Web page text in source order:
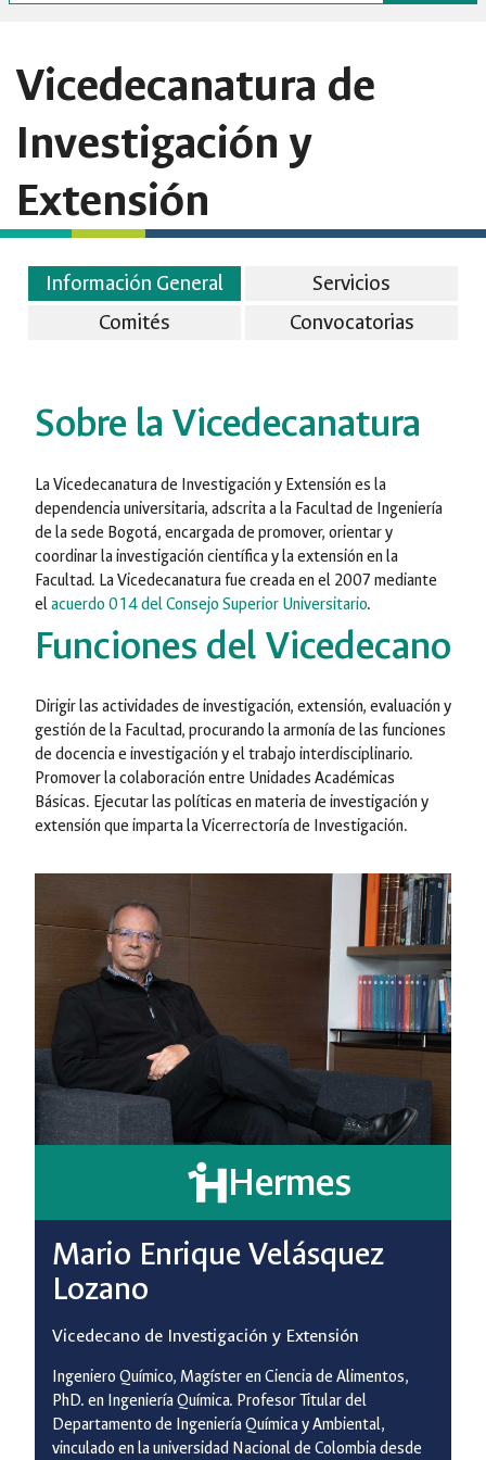
Vicedecanatura de
Investigación y
Extensión
Información General
Servicios
Comités
Convocatorias
Sobre la Vicedecanatura
La Vicedecanatura de Investigación y Extensión es la
dependencia universitaria, adscrita a la Facultad de Ingeniería
de la sede Bogotá, encargada de promover, orientar y
coordinar la investigación científica y la extensión en la
Facultad. La Vicedecanatura fue creada en el 2007 mediante
elacuerdo 014 del Consejo Superior Universitario.
Funciones del Vicedecano
Dirigir las actividades de investigación, extensión, evaluación y
gestión de la Facultad, procurando la armonía de las funciones
de docencia e investigación y el trabajo interdisciplinario.
Promover la colaboración entre Unidades Académicas
Básicas. Ejecutar las políticas en materia de investigación y
extensión que imparta la Vicerrectoría de Investigación.
Hermes
Mario Enrique Velásquez
Lozano
Vicedecano de Investigación y Extensión
Ingeniero Químico, Magísteren Ciencia de Alimentos,
PhD. en Ingeniería Química. Profesor Titular del
Departamento de Ingeniería Química y Ambiental,
vinculado en la universidad Nacional de Colombia desde